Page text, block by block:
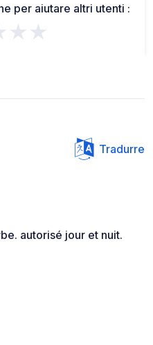
per aiutare altri utenti :
Tradurre
autorisé jour et nuit.